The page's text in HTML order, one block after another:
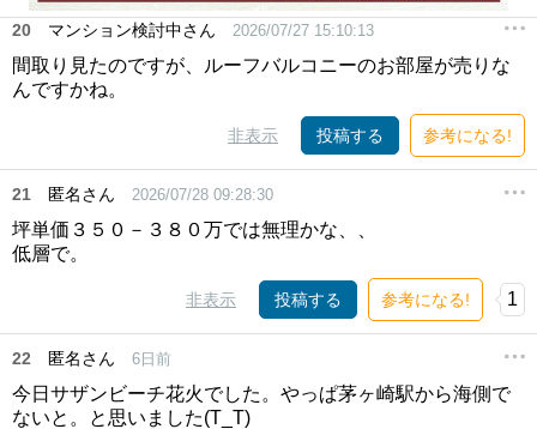
20 マンション検討中さん 2026/07/27 15:10:13
間取り見たのですが、ルーフバルコニーのお部屋が売りな
んですかね。
非表示 投稿する 参考になる!
21 匿名さん 2026/07/28 09:28:30
坪単価３５０－３８０万では無理かな、、
低層で。
非表示 投稿する 参考になる! 1
22 匿名さん 6日前
今日サザンビーチ花火でした。やっぱ茅ヶ崎駅から海側で
ないと。と思いました(T_T)